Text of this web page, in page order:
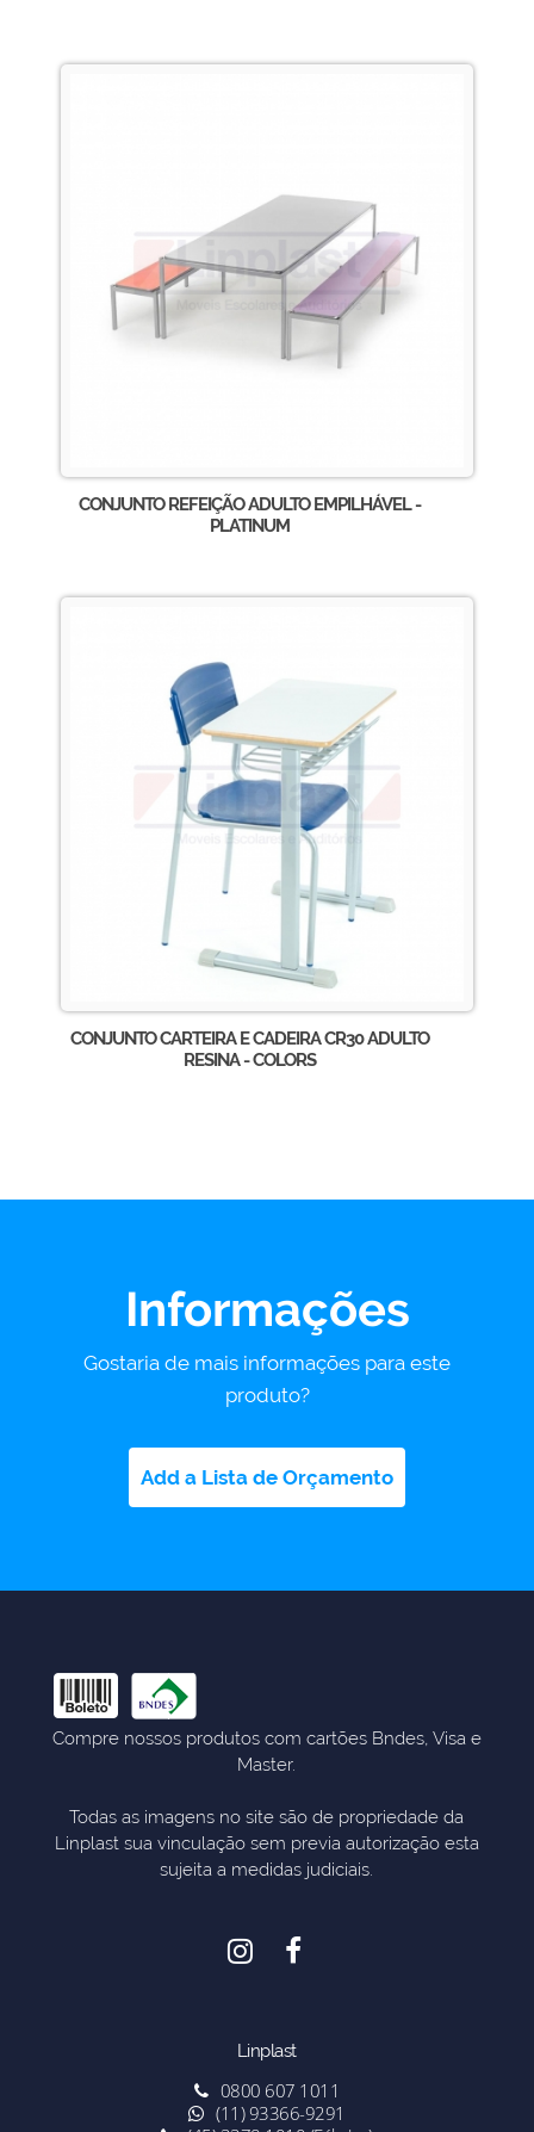
CONJUNTO REFEIÇÃO ADULTO EMPILHÁVEL -
PLATINUM
CONJUNTO CARTEIRA E CADEIRA CR30 ADULTO
RESINA - COLORS
Informações
Gostaria de mais informações para este
produto?
Add a Lista de Orçamento
Compre nossos produtos com cartões Bndes, Visa e
Master.
Todas as imagens no site são de propriedade da
Linplast sua vinculação sem previa autorização esta
sujeita a medidas judiciais.
Linplast
0800 607 1011
(11) 93366-9291